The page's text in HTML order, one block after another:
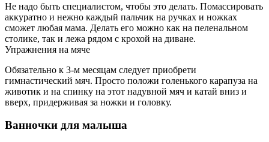
Не надо быть специалистом, чтобы это делать. Помассировать
аккуратно и нежно каждый пальчик на ручках и ножках
сможет любая мама. Делать его можно как на пеленальном
столике, так и лежа рядом с крохой на диване.
Упражнения на мяче
Обязательно к 3-м месяцам следует приобрети
гимнастический мяч. Просто положи голенького карапуза на
животик и на спинку на этот надувной мяч и катай вниз и
вверх, придерживая за ножки и головку.
Ванночки для малыша